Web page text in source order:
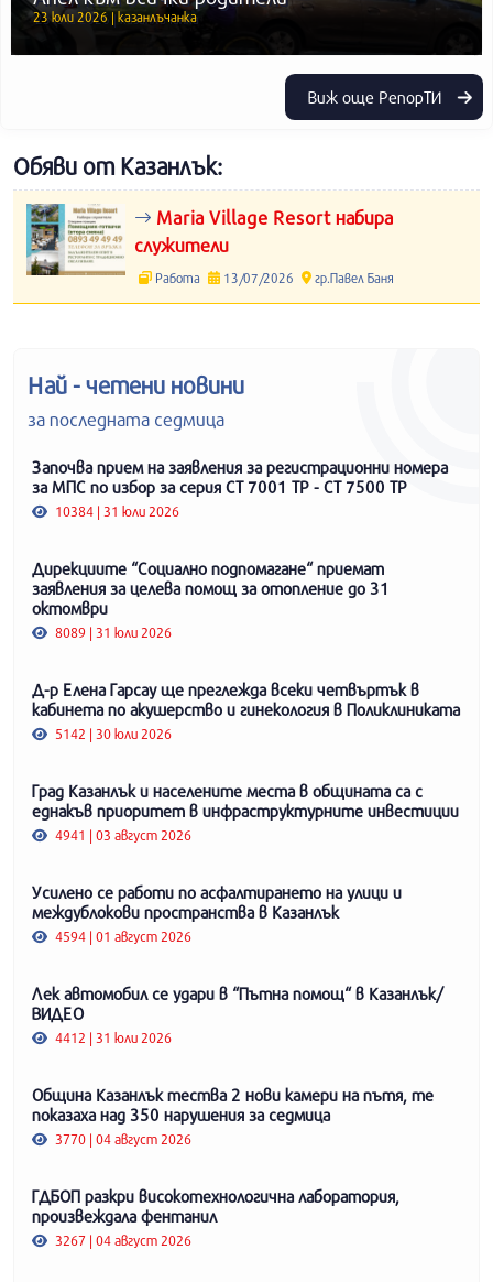
23 юли 2026 | казанлъчанка
Виж още РепорТИ
Обяви от Казанлък:
Maria Village Resort набира
служители
Работа 13/07/2026 гр.Павел Баня
Най - четени новини
за последната седмица
Започва прием на заявления за регистрационни номера
за МПС по избор за серия СТ 7001 ТР - СТ 7500 ТР
10384 | 31 юли 2026
Дирекциите “Социално подпомагане“ приемат
заявления за целева помощ за отопление до 31
октомври
8089 | 31 юли 2026
Д-р Елена Гарсау ще преглежда всеки четвъртък в
кабинета по акушерство и гинекология в Поликлиниката
5142 | 30 юли 2026
Град Казанлък и населените места в общината са с
еднакъв приоритет в инфраструктурните инвестиции
4941 | 03 август 2026
Усилено се работи по асфалтирането на улици и
междублокови пространства в Казанлък
4594 | 01 август 2026
Лек автомобил се удари в “Пътна помощ“ в Казанлък/
ВИДЕО
4412 | 31 юли 2026
Община Казанлък тества 2 нови камери на пътя, те
показаха над 350 нарушения за седмица
3770 | 04 август 2026
ГДБОП разкри високотехнологична лаборатория,
произвеждала фентанил
3267 | 04 август 2026